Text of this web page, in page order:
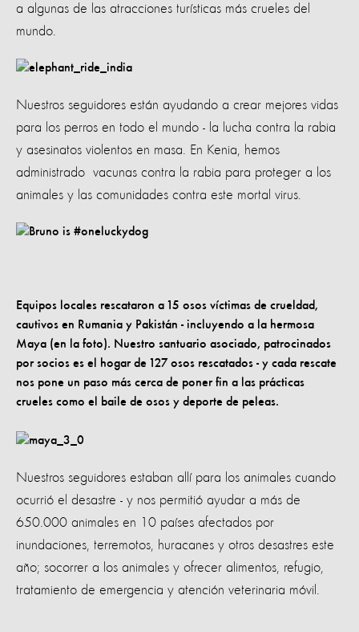
a algunas de las atracciones turísticas más crueles del
mundo.
Nuestros seguidores están ayudando a crear mejores vidas
para los perros en todo el mundo - la lucha contra la rabia
y asesinatos violentos en masa. En Kenia, hemos
administrado vacunas contra la rabia para proteger a los
animales y las comunidades contra este mortal virus.
Equipos locales rescataron a 15 osos víctimas de crueldad,
cautivos en Rumania y Pakistán - incluyendo a la hermosa
Maya (en la foto). Nuestro santuario asociado, patrocinados
por socios es el hogar de 127 osos rescatados - y cada rescate
nos pone un paso más cerca de poner fin a las prácticas
crueles como el baile de osos y deporte de peleas.
Nuestros seguidores estaban allí para los animales cuando
ocurrió el desastre - y nos permitió ayudar a más de
650.000 animales en 10 países afectados por
inundaciones, terremotos, huracanes y otros desastres este
año; socorrer a los animales y ofrecer alimentos, refugio,
tratamiento de emergencia y atención veterinaria móvil.